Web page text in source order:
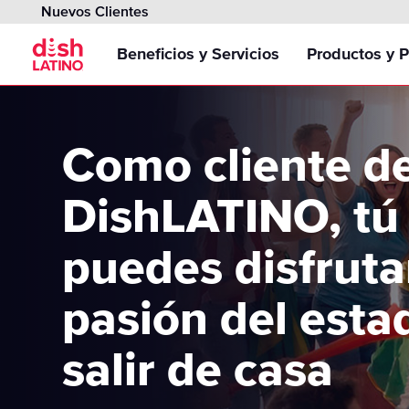
Nuevos Clientes
Beneficios y Servicios
Club PLatino
Oferta Netflix
BonusView
Gana al Recomendar
Opciones de Pago
Productos y
Inglés Para
Paquetes de
Internet
Pay-Per-View
Películas
Deportes
Como cliente
DishLATINO,
puedes
pasión del
salir de casa